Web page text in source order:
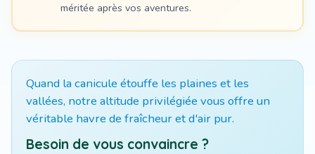
méritée après vos aventures.
Quand la canicule étouffe les plaines et les
vallées, notre altitude privilégiée vous offre un
véritable havre de fraîcheur et d'air pur.
Besoin de vous convaincre ?